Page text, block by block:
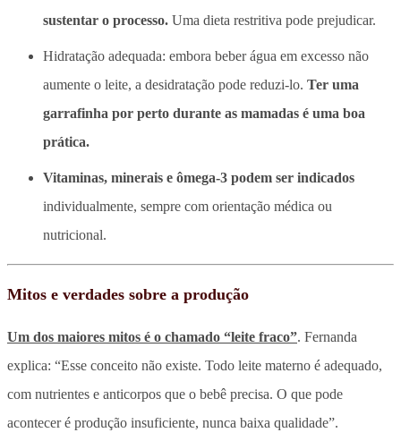
sustentar o processo. Uma dieta restritiva pode prejudicar.
Hidratação adequada: embora beber água em excesso não
aumente o leite, a desidratação pode reduzi-lo. Ter uma
garrafinha por perto durante as mamadas é uma boa
prática.
Vitaminas, minerais e ômega-3 podem ser indicados
individualmente, sempre com orientação médica ou
nutricional.
Mitos e verdades sobre a produção
Um dos maiores mitos é o chamado “leite fraco”. Fernanda
explica: “Esse conceito não existe. Todo leite materno é adequado,
com nutrientes e anticorpos que o bebê precisa. O que pode
acontecer é produção insuficiente, nunca baixa qualidade”.